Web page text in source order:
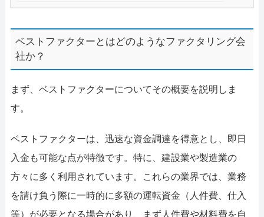
ベストファクターとはどのようなファクタリング会
社か？
まず、ベストファクターについてその概要を説明しま
す。
ベストファクターは、迅速な資金調達を得意とし、即日
入金も可能な点が特徴です。特に、建設業や製造業の
方々に多く利用されています。これらの業界では、業務
を請け負う際に一時的に多額の運転資金（人件費、仕入
等）が必要となる場合があり、まず人件費や材料費を自